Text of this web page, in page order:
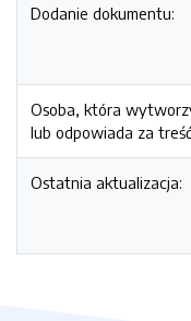
Dodanie dokumentu:
Osoba, która
lub odpowiada za
Ostatnia aktualizacja: